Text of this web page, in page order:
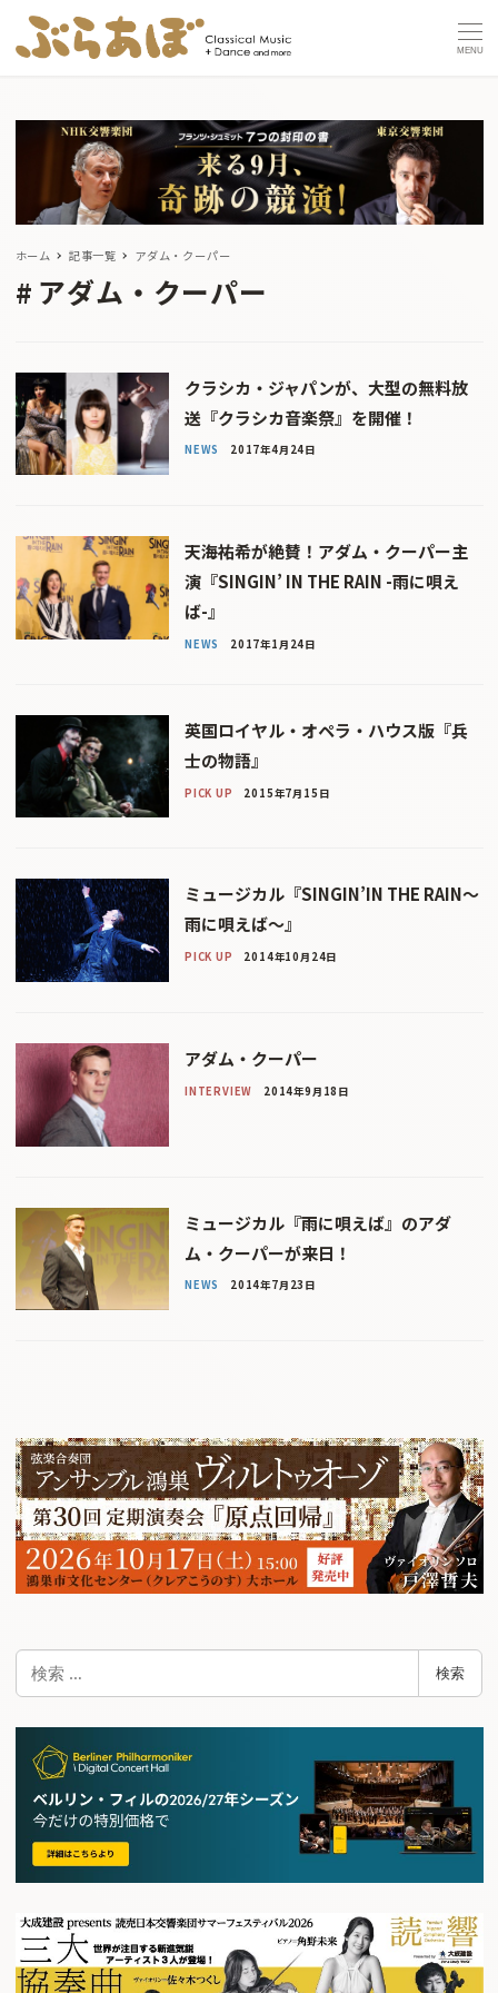
MENU
ホーム 記事一覧 アダム・クーパー
アダム・クーパー
クラシカ・ジャパンが、大型の無料放
送『クラシカ音楽祭』を開催！
NEWS 2017年4月24日
天海祐希が絶賛！アダム・クーパー主
演『SINGIN’ IN THE RAIN -雨に唄え
ば-』
NEWS 2017年1月24日
英国ロイヤル・オペラ・ハウス版『兵
士の物語』
PICK UP 2015年7月15日
ミュージカル『SINGIN’IN THE RAIN〜
雨に唄えば〜』
PICK UP 2014年10月24日
アダム・クーパー
INTERVIEW 2014年9月18日
ミュージカル『雨に唄えば』のアダ
ム・クーパーが来日！
NEWS 2014年7月23日
検
検索